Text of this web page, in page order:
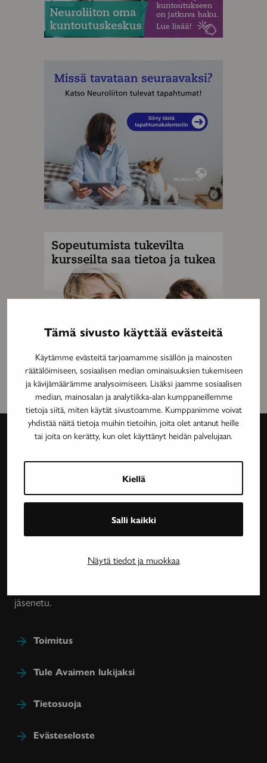
Tämä sivusto käyttää evästeitä
Käytämme evästeitä tarjoamamme sisällön ja mainosten
räätälöimiseen, sosiaalisen median ominaisuuksien tukemiseen
ja kävijämäärämme analysoimiseen. Lisäksi jaamme sosiaalisen
median, mainosalan ja analytiikka-alan kumppaneillemme
tietoja siitä, miten käytät sivustoamme. Kumppanimme voivat
yhdistää näitä tietoja muihin tietoihin, joita olet antanut heille
tai joita on kerätty, kun olet käyttänyt heidän palvelujaan.
Kiellä
Salli kaikki
Näytä tiedot ja muokkaa
Avain-
Neurologinen aikakauslehti Avain tarjoaa luotettavaa
ja asiantuntevaa tietoa MS-taudin, neurologisten
harvinaissairauksien ja essentiaalisen vapinan
sairastavien sosiaaliturvasta. Avain-lehteä julkaisee
jäsenetu.
Toimitus
Tule Avaimen lukijaksi
Tietosuoja
Evästeseloste